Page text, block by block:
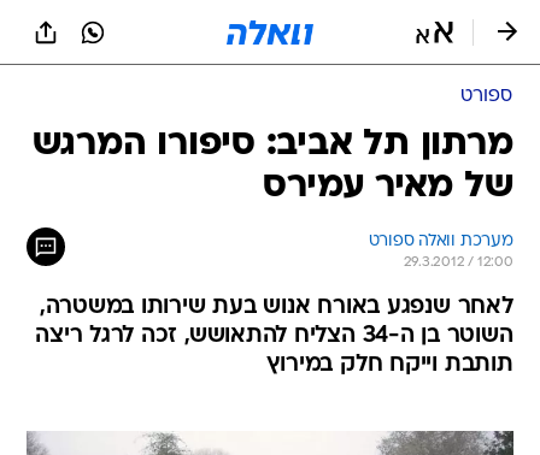
ספורט
מרתון תל אביב: סיפורו המרגש
של מאיר עמירס
מערכת וואלה ספורט
29.3.2012 / 12:00
לאחר שנפגע באורח אנוש בעת שירותו במשטרה,
השוטר בן ה-34 הצליח להתאושש, זכה לרגל ריצה
תותבת וייקח חלק במירוץ